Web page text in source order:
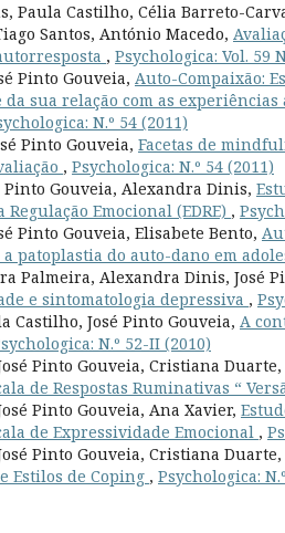
Paula Castilho, Célia Barreto-
Santos, António Macedo,
, Psychologica: Vol. 59
Pinto Gouveia, Auto-Compaixão:
da sua relação com as
N.º 54 (2011)
Pinto Gouveia, Facetas de
, Psychologica: N.º 54 (2011)
Pinto Gouveia, Alexandra Dinis,
Emocional (EDRE) ,
Pinto Gouveia, Elisabete Bento,
patoplastia do auto-dano em
Palmeira, Alexandra Dinis, José
e sintomatologia depressiva ,
Castilho, José Pinto Gouveia, A
N.º 52-II (2010)
Pinto Gouveia, Cristiana Duarte,
de Respostas Ruminativas “
Pinto Gouveia, Ana Xavier,
de Expressividade Emocional ,
Pinto Gouveia, Cristiana Duarte,
Estilos de Coping , Psychologica: